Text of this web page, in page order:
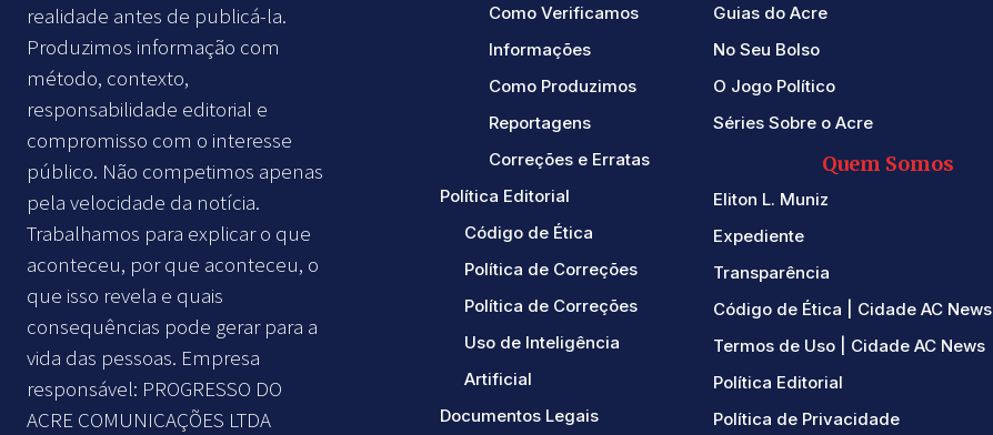
realidade antes de publicá-la.
Produzimos informação com
método, contexto,
responsabilidade editorial e
compromisso com o interesse
público. Não competimos apenas
pela velocidade da notícia.
Trabalhamos para explicar o que
aconteceu, por que aconteceu, o
que isso revela e quais
consequências pode gerar para a
vida das pessoas. Empresa
responsável: PROGRESSO DO
ACRE COMUNICAÇÕES LTDA
Como Verificamos
Informações
Como Produzimos
Reportagens
Correções e Erratas
Política Editorial
Código de Ética
Política de Correções
Política de Correções
Uso de Inteligência
Artificial
Documentos Legais
Guias do Acre
No Seu Bolso
O Jogo Político
Séries Sobre o Acre
Quem Somos
Eliton L. Muniz
Expediente
Transparência
Código de Ética | Cidade AC News
Termos de Uso | Cidade AC News
Política Editorial
Política de Privacidade